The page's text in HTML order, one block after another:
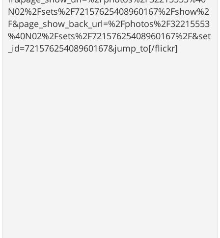
N02%2Fsets%2F72157625408960167%2Fshow%2
F&page_show_back_url=%2Fphotos%2F32215553
%40N02%2Fsets%2F72157625408960167%2F&set
_id=72157625408960167&jump_to[/flickr]